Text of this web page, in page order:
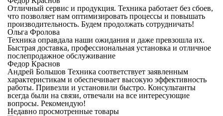
Отличный сервис и продукция. Техника работает без сбоев,
что позволяет нам оптимизировать процессы и повышать
производительность. Будем продолжать сотрудничать!
Ольга Фролова
Техника оправдала наши ожидания и даже превзошла их.
Быстрая доставка, профессиональная установка и отличное
послепродажное обслуживание
Федор Краснов
Андрей Большов Техника соответствует заявленным
характеристикам и обеспечивает высокую эффективность
работы. Привезли и установили быстро. Консультанты
всегда были на связи, отвечали на все интересующие
вопросы. Рекомендую!
Недавно просмотренные товары